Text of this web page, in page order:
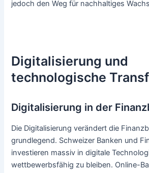
jedoch den Weg für nachhaltiges
Digitalisierung und
technologische
Digitalisierung in der
Die Digitalisierung verändert die
grundlegend. Schweizer Banken und
investieren massiv in digitale
wettbewerbsfähig zu bleiben. Online-